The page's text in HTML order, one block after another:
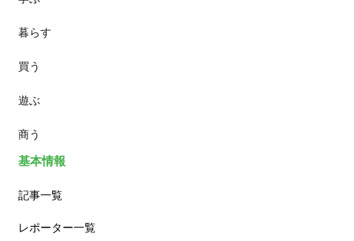
スイーツ
ランチ
カフェ
暮らす
買う
遊ぶ
商う
基本情報
記事一覧
レポーター一覧